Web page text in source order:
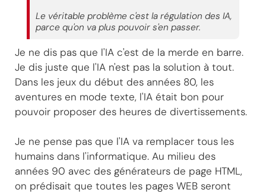
Le véritable problème c'est la régulation des IA,
parce qu'on va plus pouvoir s'en passer.
Je ne dis pas que l'IA c'est de la merde en barre.
Je dis juste que l'IA n'est pas la solution à tout.
Dans les jeux du début des années 80, les
aventures en mode texte, l'IA était bon pour
pouvoir proposer des heures de divertissements.
Je ne pense pas que l'IA va remplacer tous les
humains dans l'informatique. Au milieu des
années 90 avec des générateurs de page HTML,
on prédisait que toutes les pages WEB seront